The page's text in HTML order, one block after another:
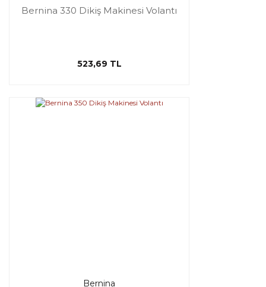
Bernina 330 Dikiş Makinesi Volantı
523,69 TL
Bernina